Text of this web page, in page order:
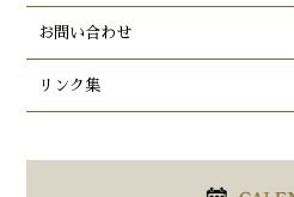
お問い合わせ
リンク集